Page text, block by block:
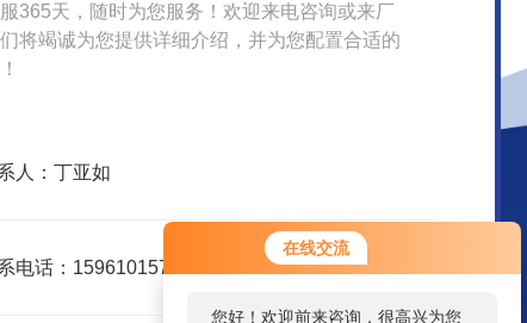
在线交流
您好！欢迎前来咨询，很高兴为您
服务，请问您要咨询什么问题呢？
365天，随时为您服务！欢迎来电咨询或来厂
将竭诚为您提供详细介绍，并为您配置合适的
人：丁亚如
电话：15961015751